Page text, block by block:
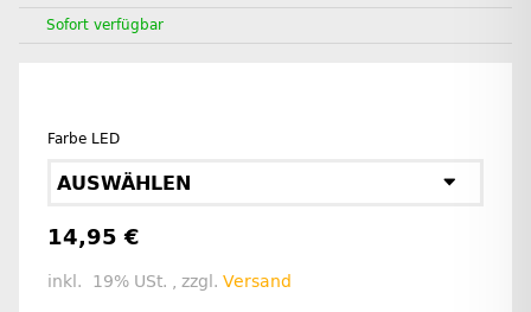
Sofort verfügbar
Farbe LED
AUSWÄHLEN
14,95 €
inkl. 19% USt. , zzgl. Versand